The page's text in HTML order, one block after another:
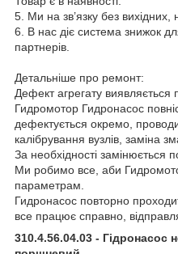
5. Ми на зв’язку без вихідних,
6. В нас діє система знижок
партнерів.
Детальніше про ремонт:
Дефект агрегату виявляється
Гидромотор Гидронасос
дефектується окремо,
калібрування вузлів, заміна
За необхідності
Ми робимо все, аби
параметрам.
Гидронасос повторно
все працює справно,
310.4.56.04.03 - Гідронасос